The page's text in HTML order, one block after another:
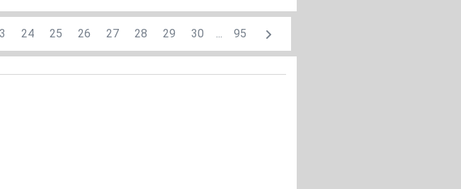
24 25 26 27 28 29 30 ... 95